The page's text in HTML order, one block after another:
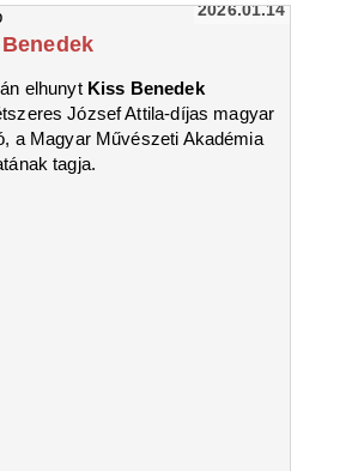
2026.01.14
elhunyt Kiss Benedek
József Attila-díjas magyar
a Magyar Művészeti Akadémia
tagja.